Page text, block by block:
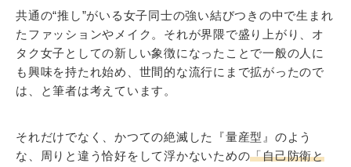
共通の“推し”がいる女子同士の強い結びつきの中で生まれ
たファッションやメイク。それが界隈で盛り上がり、オ
タク女子としての新しい象徴になったことで一般の人に
も興味を持たれ始め、世間的な流行にまで拡がったので
は、と筆者は考えています。
それだけでなく、かつての絶滅した『量産型』のよう
な、周りと違う恰好をして浮かないための「自己防衛と